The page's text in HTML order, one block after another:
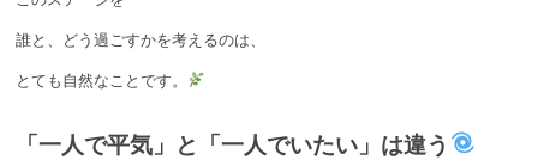
誰と、どう過ごすかを考えるのは、
とても自然なことです。
「一人で平気」と「一人でいたい」は違う